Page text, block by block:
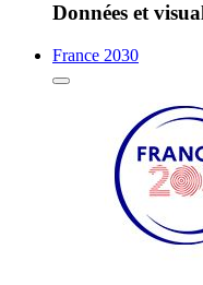
Données et
France 2030